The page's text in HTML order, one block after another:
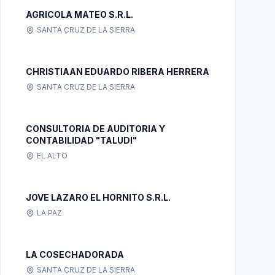
AGRICOLA MATEO S.R.L.
SANTA CRUZ DE LA SIERRA
CHRISTIAAN EDUARDO RIBERA HERRERA
SANTA CRUZ DE LA SIERRA
CONSULTORIA DE AUDITORIA Y
CONTABILIDAD "TALUDI"
EL ALTO
JOVE LAZARO EL HORNITO S.R.L.
LA PAZ
LA COSECHADORADA
SANTA CRUZ DE LA SIERRA